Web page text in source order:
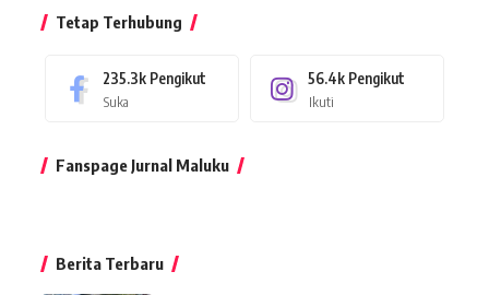
Tetap Terhubung
235.3k Pengikut
Suka
56.4k Pengikut
Ikuti
Fanspage Jurnal Maluku
Berita Terbaru